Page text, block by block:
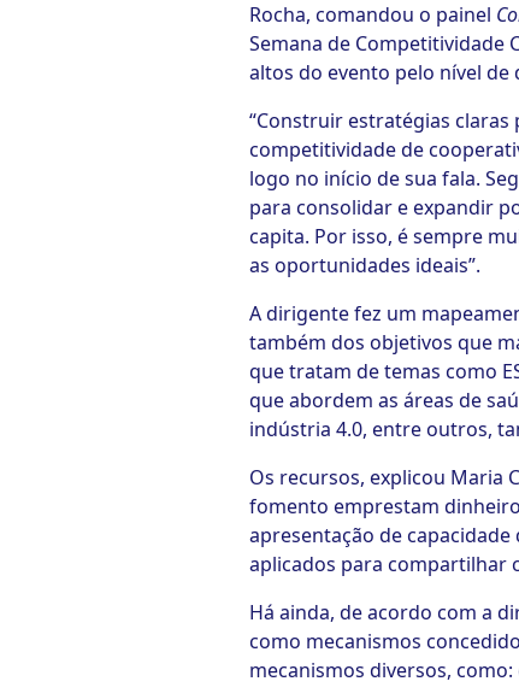
Rocha, comandou o painel
Semana de Competitividade
altos do evento pelo nível
“Construir estratégias
competitividade de
logo no início de sua fala.
para consolidar e expandir
capita. Por isso, é sempre
as oportunidades ideais”.
A dirigente fez um
também dos objetivos que
que tratam de temas como
que abordem as áreas de
indústria 4.0, entre outros,
Os recursos, explicou Maria
fomento emprestam
apresentação de
aplicados para compartilhar
Há ainda, de acordo com a
como mecanismos
mecanismos diversos,